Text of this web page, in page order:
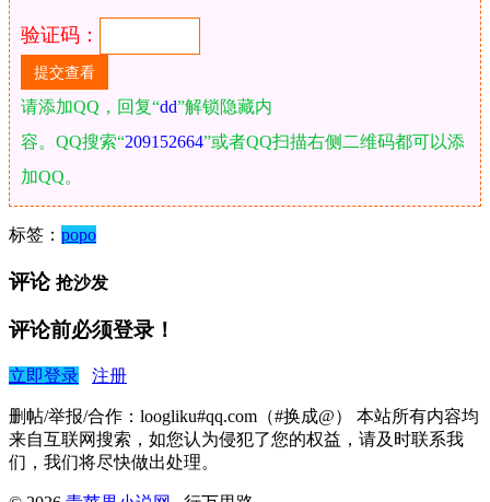
验证码：
请添加QQ，回复“dd”解锁隐藏内
容。QQ搜索“209152664”或者QQ扫描右侧二维码都可以添
加QQ。
标签： popo
评论 抢沙发
评论前必须登录！
立即登录 注册
删帖/举报/合作：loogliku#qq.com（#换成@） 本站所有内容均
来自互联网搜索，如您认为侵犯了您的权益，请及时联系我
们，我们将尽快做出处理。